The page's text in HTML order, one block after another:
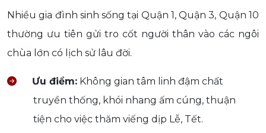
Nhiều gia đình sinh sống tại Quận 1, Quận 3, Quận 10
thường ưu tiên gửi tro cốt người thân vào các ngôi
chùa lớn có lịch sử lâu đời.
Ưu điểm: Không gian tâm linh đậm chất
truyền thống, khói nhang ấm cúng, thuận
tiện cho việc thăm viếng dịp Lễ, Tết.